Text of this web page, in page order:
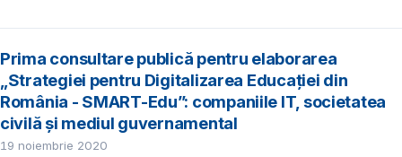
Prima consultare publică pentru elaborarea
„Strategiei pentru Digitalizarea Educației din
România - SMART-Edu”: companiile IT, societatea
civilă și mediul guvernamental
19 noiembrie 2020